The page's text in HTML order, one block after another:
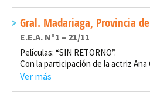
Gral. Madariaga, Provincia
E.E.A. Nº1 – 21/11
Películas: “SIN RETORNO”.
Con la participación de la actriz Ana
Ver más